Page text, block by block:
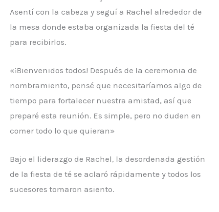
Asentí con la cabeza y seguí a Rachel alrededor de
la mesa donde estaba organizada la fiesta del té
para recibirlos.
«¡Bienvenidos todos! Después de la ceremonia de
nombramiento, pensé que necesitaríamos algo de
tiempo para fortalecer nuestra amistad, así que
preparé esta reunión. Es simple, pero no duden en
comer todo lo que quieran»
Bajo el liderazgo de Rachel, la desordenada gestión
de la fiesta de té se aclaró rápidamente y todos los
sucesores tomaron asiento.